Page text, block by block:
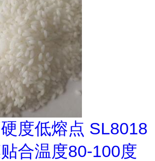
度低熔点 SL8018
合温度80-100度